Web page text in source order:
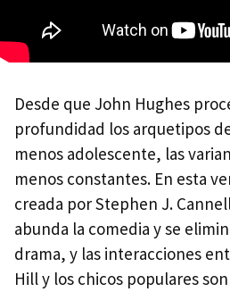
Desde que John Hughes
profundidad los arquetipos
menos adolescente, las
menos constantes. En esta
creada por Stephen J.
abunda la comedia y se
drama, y las interacciones
Hill y los chicos populares